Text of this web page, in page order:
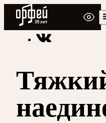
Радио Орфей
Радио классической